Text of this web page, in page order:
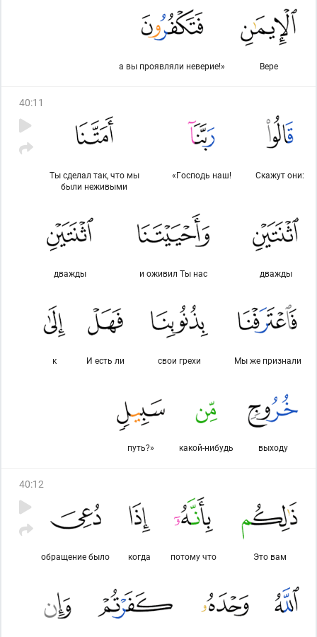
Вере
а вы проявляли неверие!»
40:11
Скажут они:
«Господь наш!
Ты сделал так, что мы
были неживыми
дважды
и оживил Ты нас
дважды
Мы же признали
свои грехи
И есть ли
к
выходу
какой-нибудь
путь?»
40:12
Это вам
потому что
когда
обращение было